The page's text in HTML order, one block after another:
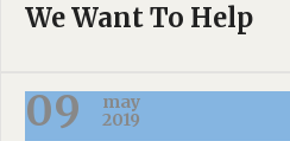
We Want To Help
09
may
2019